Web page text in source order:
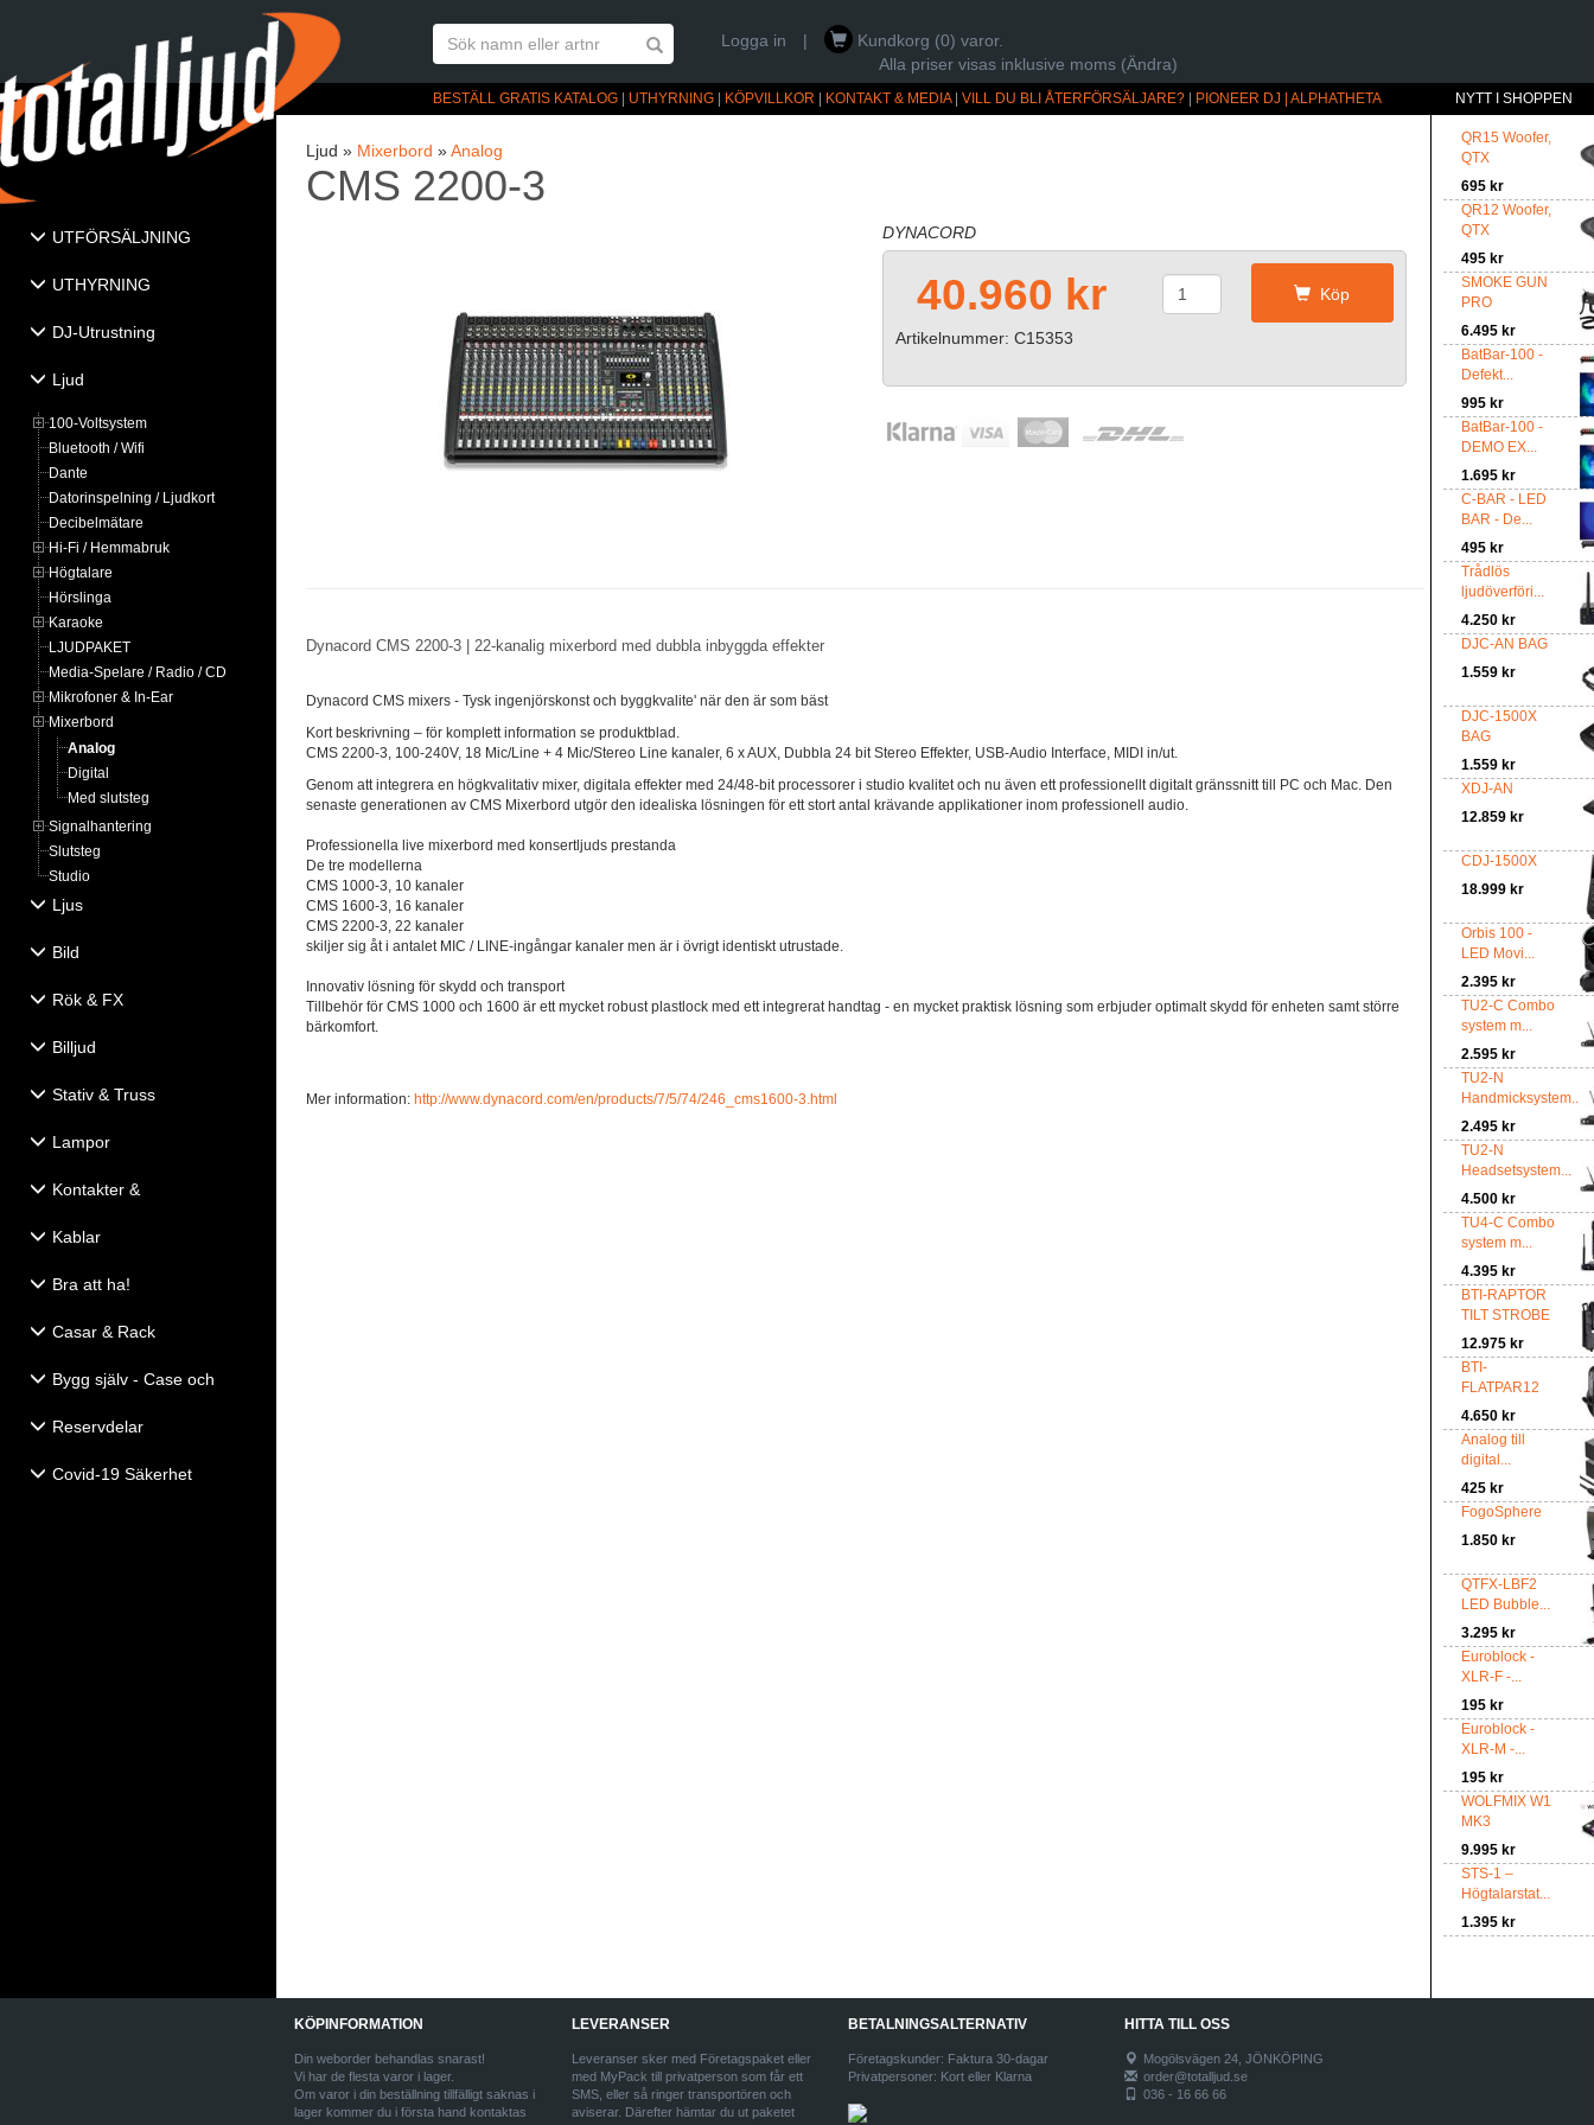
Logga in |
Kundkorg (0) varor.
Alla priser visas inklusive moms (Ändra)
BESTÄLL GRATIS KATALOG UTHYRNING KÖPVILLKOR KONTAKT & MEDIA| VILL DU BLI ÅTERFÖRSÄLJARE? PIONEER DJ | ALPHATHETA
UTFÖRSÄLJNING
UTHYRNING
DJ-Utrustning
Ljud
100-Voltsystem
Bluetooth / Wifi
Dante
Datorinspelning / Ljudkort
Decibelmätare
Hi-Fi / Hemmabruk
Högtalare
Hörslinga
Karaoke
LJUDPAKET
Media-Spelare / Radio / CD
Mikrofoner & In-Ear
Mixerbord
Analog
Digital
Med slutsteg
Signalhantering
Slutsteg
Studio
Ljus
Bild
Rök & FX
Billjud
Stativ & Truss
Lampor
Kontakter &
Kablar
Bra att ha!
Casar & Rack
Bygg själv - Case och
Reservdelar
Covid-19 Säkerhet
NYTT I SHOPPEN
QR15 Woofer,
QTX
695 kr
QR12 Woofer,
QTX
495 kr
SMOKE GUN
PRO
6.495 kr
BatBar-100 -
Defekt...
995 kr
BatBar-100 -
DEMO EX...
1.695 kr
C-BAR - LED
BAR - De...
495 kr
Trådlös
ljudöverföri...
4.250 kr
DJC-AN BAG
1.559 kr
DJC-1500X
BAG
1.559 kr
XDJ-AN
12.859 kr
CDJ-1500X
18.999 kr
Orbis 100 -
LED Movi...
2.395 kr
TU2-C Combo
system m...
2.595 kr
TU2-N
Handmicksystem...
2.495 kr
TU2-N
Headsetsystem...
4.500 kr
TU4-C Combo
system m...
4.395 kr
BTI-RAPTOR
TILT STROBE
12.975 kr
BTI-
FLATPAR12
4.650 kr
Analog till
digital...
425 kr
FogoSphere
1.850 kr
QTFX-LBF2
LED Bubble...
3.295 kr
Euroblock -
XLR-F -...
195 kr
Euroblock -
XLR-M -...
195 kr
WOLFMIX W1
MK3
9.995 kr
STS-1 –
Högtalarstat...
1.395 kr
Ljud » Mixerbord »Analog
CMS 2200-3
DYNACORD
40.960 kr Köp
Artikelnummer: C15353
Dynacord CMS 2200-3 | 22-kanalig mixerbord med dubbla inbyggda effekter
Dynacord CMS mixers - Tysk ingenjörskonst och byggkvalite' när den är som bäst
Kort beskrivning – för komplett information se produktblad.
CMS 2200-3, 100-240V, 18 Mic/Line + 4 Mic/Stereo Line kanaler, 6 x AUX, Dubbla 24 bit Stereo Effekter, USB-Audio Interface, MIDI in/ut.
Genom att integrera en högkvalitativ mixer, digitala effekter med 24/48-bit processorer i studio kvalitet och nu även ett professionellt digitalt gränssnitt till PC och Mac. Den
senaste generationen av CMS Mixerbord utgör den idealiska lösningen för ett stort antal krävande applikationer inom professionell audio.
Professionella live mixerbord med konsertljuds prestanda
De tre modellerna
CMS 1000-3, 10 kanaler
CMS 1600-3, 16 kanaler
CMS 2200-3, 22 kanaler
skiljer sig åt i antalet MIC / LINE-ingångar kanaler men är i övrigt identiskt utrustade.
Innovativ lösning för skydd och transport
Tillbehör för CMS 1000 och 1600 är ett mycket robust plastlock med ett integrerat handtag - en mycket praktisk lösning som erbjuder optimalt skydd för enheten samt större
bärkomfort.
Mer information: http://www.dynacord.com/en/products/7/5/74/246_cms1600-3.html
KÖPINFORMATION
Din weborder behandlas snarast!
Vi har de flesta varor i lager.
Om varor i din beställning tillfälligt saknas i
lager kommer du i första hand kontaktas
LEVERANSER
Leveranser sker med Företagspaket eller
med MyPack till privatperson som får ett
SMS, eller så ringer transportören och
aviserar. Därefter hämtar du ut paketet
BETALNINGSALTERNATIV
Företagskunder: Faktura 30-dagar
Privatpersoner: Kort eller Klarna
HITTA TILL OSS
Mogölsvägen 24, JÖNKÖPING
order@totalljud.se
036 - 16 66 66